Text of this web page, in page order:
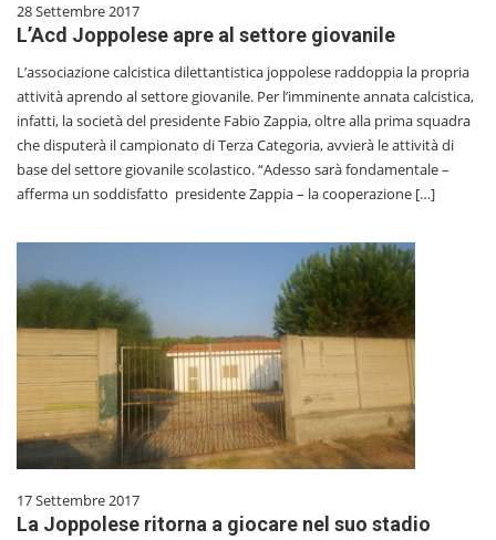
28 Settembre 2017
L’Acd Joppolese apre al settore giovanile
L’associazione calcistica dilettantistica joppolese raddoppia la propria
attività aprendo al settore giovanile. Per l’imminente annata calcistica,
infatti, la società del presidente Fabio Zappia, oltre alla prima squadra
che disputerà il campionato di Terza Categoria, avvierà le attività di
base del settore giovanile scolastico. “Adesso sarà fondamentale –
afferma un soddisfatto presidente Zappia – la cooperazione […]
17 Settembre 2017
La Joppolese ritorna a giocare nel suo stadio